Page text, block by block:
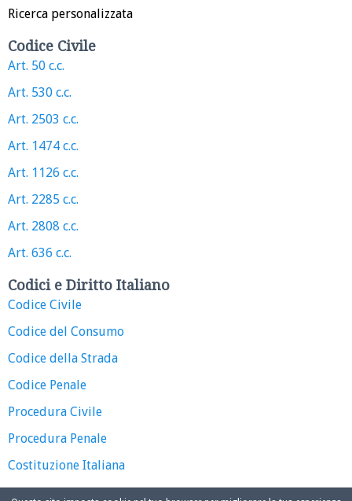
Ricerca personalizzata
Codice Civile
Art. 50 c.c.
Art. 530 c.c.
Art. 2503 c.c.
Art. 1474 c.c.
Art. 1126 c.c.
Art. 2285 c.c.
Art. 2808 c.c.
Art. 636 c.c.
Codici e Diritto Italiano
Codice Civile
Codice del Consumo
Codice della Strada
Codice Penale
Procedura Civile
Procedura Penale
Costituzione Italiana